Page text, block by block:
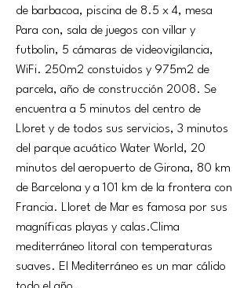
de barbacoa, piscina de 8.5 x 4, mesa
Para con, sala de juegos con villar y
futbolin, 5 cámaras de videovigilancia,
WiFi. 250m2 constuidos y 975m2 de
parcela, año de construcción 2008. Se
encuentra a 5 minutos del centro de
Lloret y de todos sus servicios, 3 minutos
del parque acuático Water World, 20
minutos del aeropuerto de Girona, 80 km
de Barcelona y a 101 km de la frontera con
Francia. Lloret de Mar es famosa por sus
magníficas playas y calas.Clima
mediterráneo litoral con temperaturas
suaves. El Mediterráneo es un mar cálido